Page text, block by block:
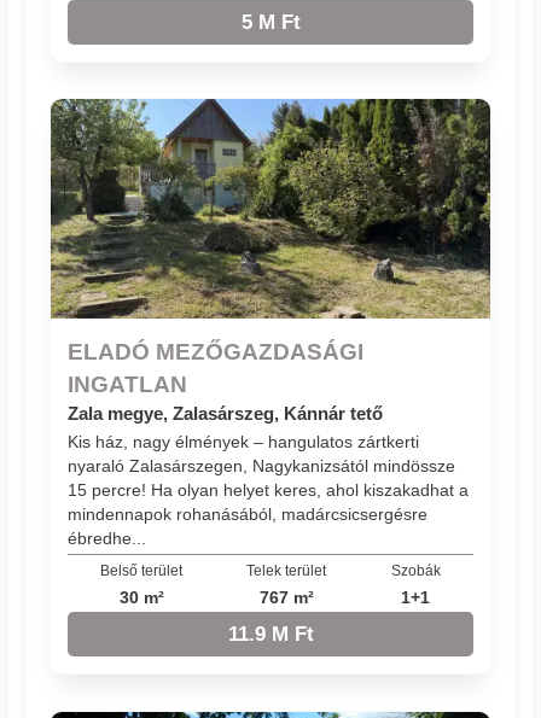
5 M Ft
ELADÓ MEZŐGAZDASÁGI
INGATLAN
Zala megye, Zalasárszeg, Kánnár tető
Kis ház, nagy élmények – hangulatos zártkerti
nyaraló Zalasárszegen, Nagykanizsától mindössze
15 percre! Ha olyan helyet keres, ahol kiszakadhat a
mindennapok rohanásából, madárcsicsergésre
ébredhe...
Belső terület
30 m²
Telek terület
767 m²
Szobák
1+1
11.9 M Ft